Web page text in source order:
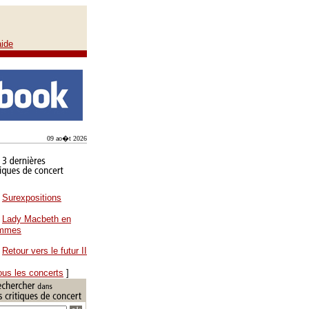
09 ao�t 2026
Surexpositions
Lady Macbeth en
Retour vers le futur II
les concerts ]